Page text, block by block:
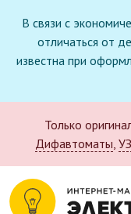
В связи с
отличаться от
известна при
Только
Дифавтоматы,